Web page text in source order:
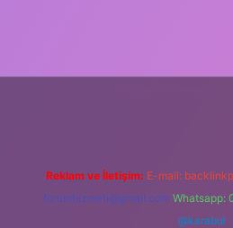
Reklam ve İletişim: E-mail:
forumhizmeti@gmail.com Whatsapp:
@karabul